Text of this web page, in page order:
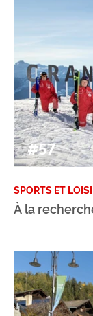
#57
SPORTS ET
À la